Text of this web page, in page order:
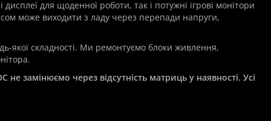
для щоденної роботи, так і потужні ігрові монітори
може виходити з ладу через перепади напруги,
якої складності. Ми ремонтуємо блоки живлення,
не замінюємо через відсутність матриць у наявності. Усі